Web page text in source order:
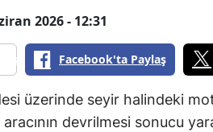
2026 - 12:31
Facebook'ta Paylaş
üzerinde seyir halindeki
devrilmesi sonucu